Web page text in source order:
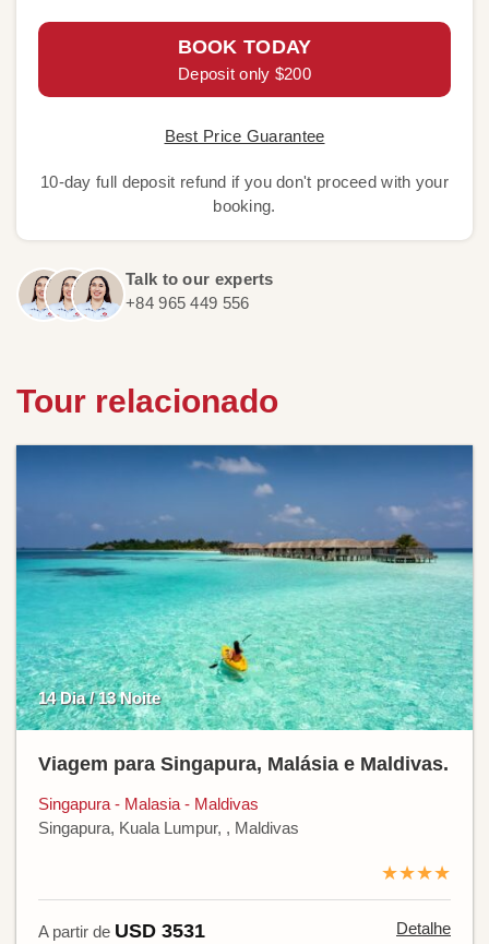
BOOK TODAY
Deposit only $200
Best Price Guarantee
10-day full deposit refund if you don't proceed with your
booking.
Talk to our experts
+84 965 449 556
Tour relacionado
14 Dia / 13 Noite
Viagem para Singapura, Malásia e Maldivas.
Singapura - Malasia - Maldivas
Singapura, Kuala Lumpur, , Maldivas
★★★★
A partir de USD 3531 Detalhe